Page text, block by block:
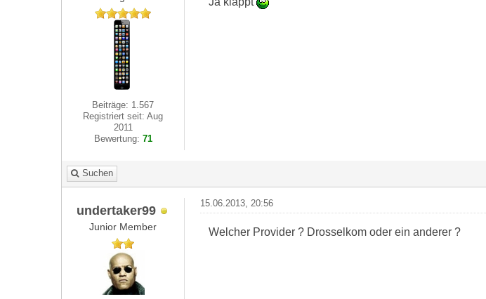
Beiträge: 1.567
Registriert seit: Aug
2011
Bewertung: 71
Suchen
undertaker99
Junior Member
15.06.2013, 20:56
Welcher Provider ? Drosselkom oder ein anderer ?